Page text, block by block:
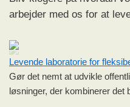
arbejder med os for at
Levende laboratorie for
Gør det nemt at udvikle
løsninger, der kombinerer det